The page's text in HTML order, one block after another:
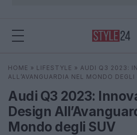
Cerca
HOME » LIFESTYLE » AUDI Q3 2023:
ALL’AVANGUARDIA NEL MONDO DEGLI
Audi Q3 2023:
Design
Mondo degli SUV